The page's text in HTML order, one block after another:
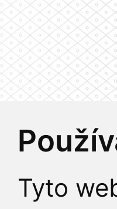
Tyto